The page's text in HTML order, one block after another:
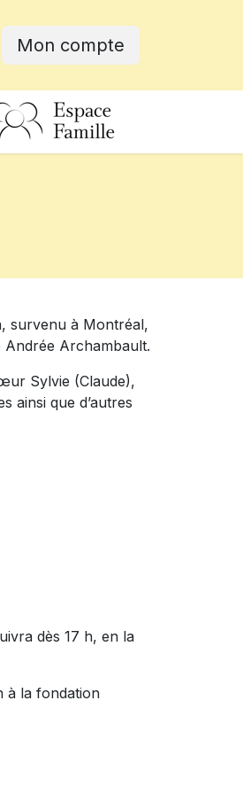
Mon compte
survenu à Montréal,
Andrée Archambault.
Sylvie (Claude),
ainsi que d’autres
dès 17 h, en la
à la fondation